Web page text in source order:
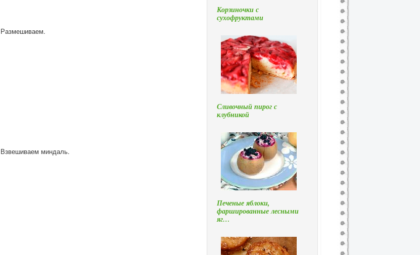
Размешиваем.
Взвешиваем миндаль.
Корзиночки с
сухофруктами
Сливочный пирог с
клубникой
Печеные яблоки,
фаршированные лесными
яг…